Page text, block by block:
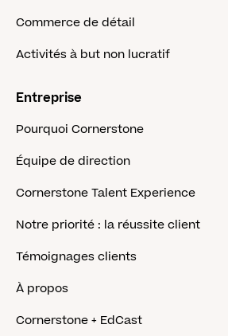
Commerce de détail
Activités à but non lucratif
Entreprise
Pourquoi Cornerstone
Équipe de direction
Cornerstone Talent Experience
Notre priorité : la réussite client
Témoignages clients
À propos
Cornerstone + EdCast